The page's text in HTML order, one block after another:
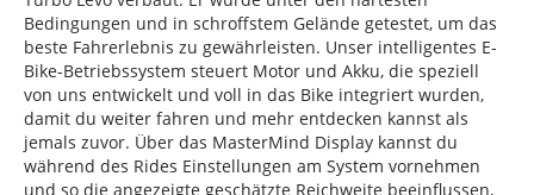
Bedingungen und in schroffstem Gelände getestet, um das
beste Fahrerlebnis zu gewährleisten. Unser intelligentes E-
Bike-Betriebssystem steuert Motor und Akku, die speziell
von uns entwickelt und voll in das Bike integriert wurden,
damit du weiter fahren und mehr entdecken kannst als
jemals zuvor. Über das MasterMind Display kannst du
während des Rides Einstellungen am System vornehmen
und so die angezeigte geschätzte Reichweite beeinflussen,